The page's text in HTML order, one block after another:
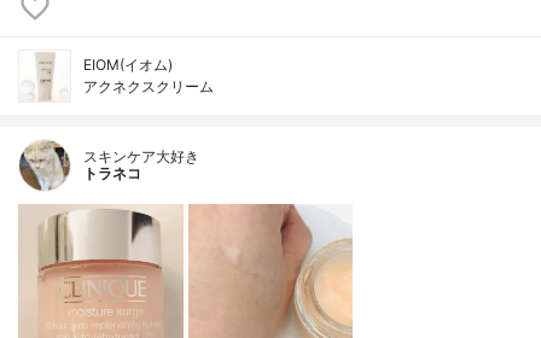
EIOM(イオム)
アクネクスクリーム
スキンケア大好き
トラネコ